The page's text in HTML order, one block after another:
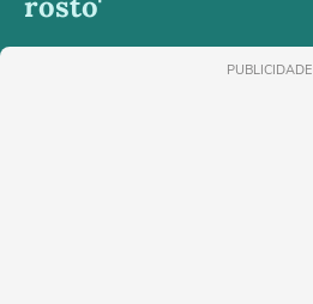
PUBLICIDADE